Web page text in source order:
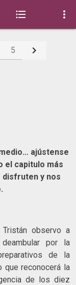
 
5 
ajústense
el capitulo más
disfruten y nos
observo a
por la
de la
que reconocerá la
de los diez